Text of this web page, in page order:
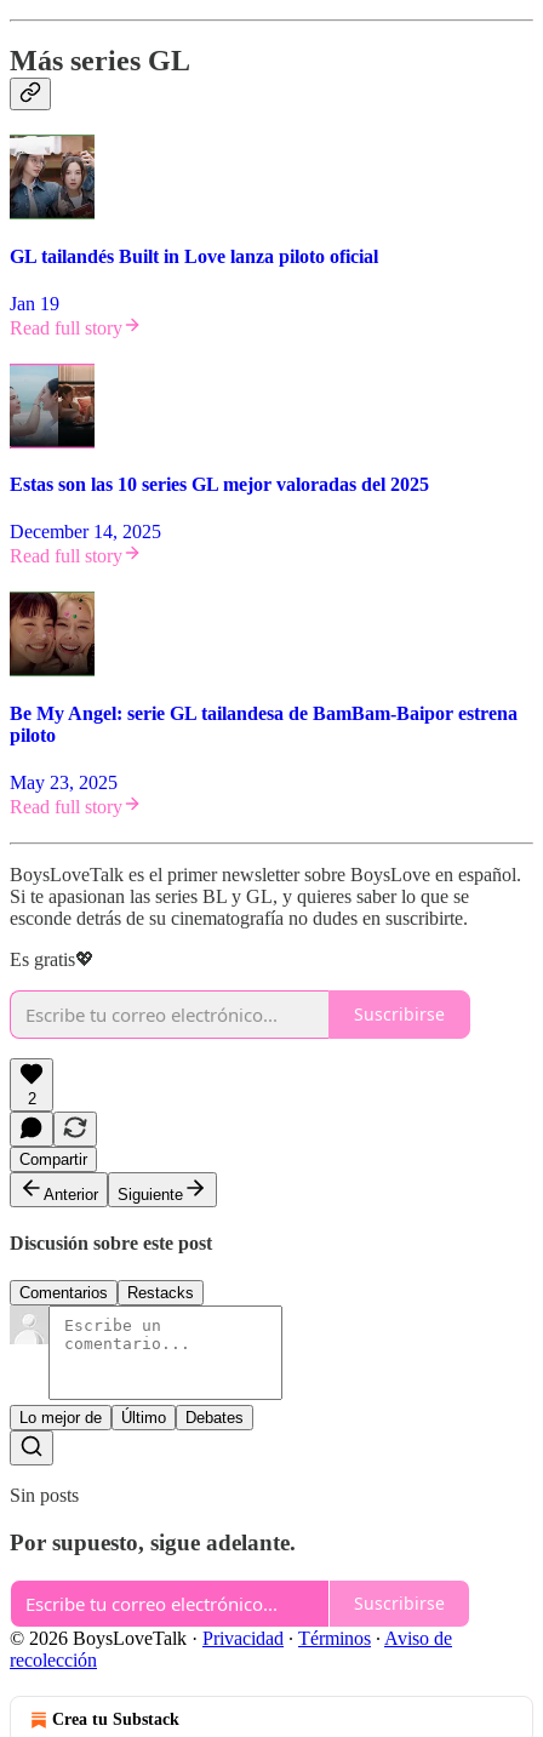
Más series GL
GL tailandés Built in Love lanza piloto oficial
Jan 19
Read full story
Estas son las 10 series GL mejor valoradas del 2025
December 14, 2025
Read full story
Be My Angel: serie GL tailandesa de BamBam-Baipor estrena
piloto
May 23, 2025
Read full story
BoysLoveTalk es el primer newsletter sobre BoysLove en español.
Si te apasionan las series BL y GL, y quieres saber lo que se
esconde detrás de su cinematografía no dudes en suscribirte.
Es gratis💖
Suscribirse
2
Compartir
Anterior
Siguiente
Discusión sobre este post
Comentarios Restacks
Lo mejor de Último Debates
Sin posts
Por supuesto, sigue adelante.
Suscribirse
© 2026 BoysLoveTalk · Privacidad ∙ Términos ∙ Aviso de
recolección
Crea tu Substack